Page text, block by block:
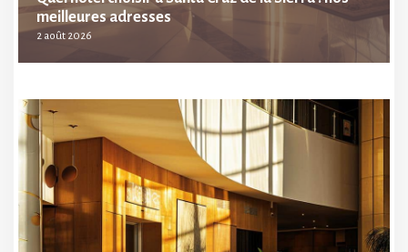
meilleures adresses
2 août 2026